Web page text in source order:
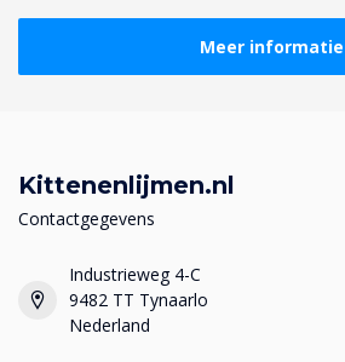
Meer informatie
Kittenenlijmen.nl
Contactgegevens
Industrieweg 4-C
9482 TT Tynaarlo
Nederland